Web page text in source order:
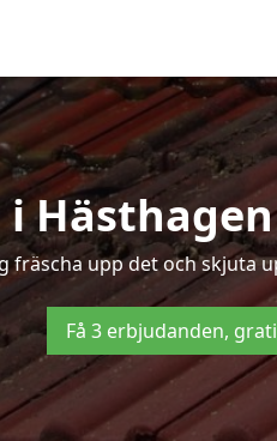
upp det och skjuta
Få 3 erbjudanden,